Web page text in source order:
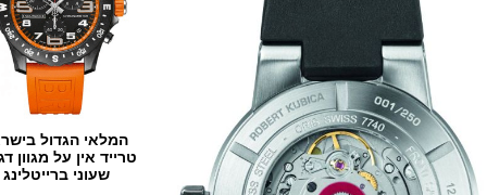
המלאי הגדול בישראל
טרייד אין על מגוון דגמים
שעוני ברייטלינג